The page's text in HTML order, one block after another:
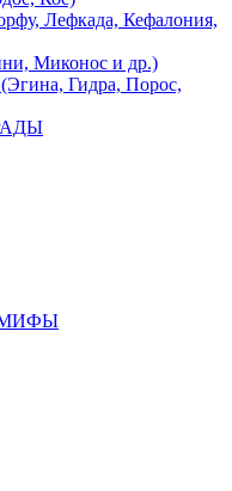
Лефкада, Кефалония,
Миконос и др.)
Гидра, Порос,
МИФЫ